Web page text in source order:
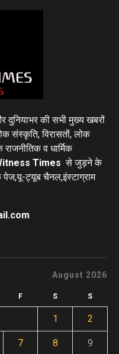
दुनियाभर की सभी मुख्य खबरों
संस्कृति, विरासतों, लोक
व धार्मिक
Times से जुड़ने के
पेज,यू-ट्यूब चैनल,इंस्टाग्राम
August 2026
F S S
1 2
7 8 9